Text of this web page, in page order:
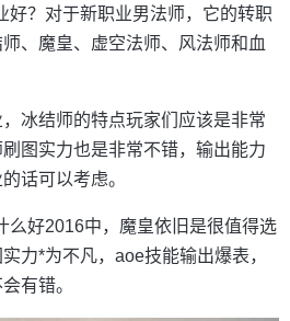
好？对于新职业男法师，它的转职
、魔皇、虚空法师、风法师和血
冰结师的特点玩家们应该是非常
图实力也是非常不错，输出能力
话可以考虑。
么好2016中，魔皇依旧是很值得选
力*为不凡，aoe技能输出爆表，
有错。